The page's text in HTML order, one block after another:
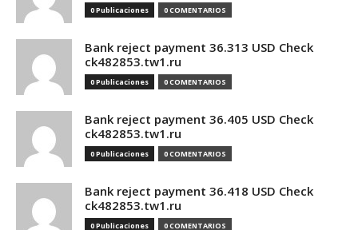
0 Publicaciones 0 COMENTARIOS
Bank reject payment 36.313 USD Check
ck482853.tw1.ru
0 Publicaciones 0 COMENTARIOS
Bank reject payment 36.405 USD Check
ck482853.tw1.ru
0 Publicaciones 0 COMENTARIOS
Bank reject payment 36.418 USD Check
ck482853.tw1.ru
0 Publicaciones 0 COMENTARIOS